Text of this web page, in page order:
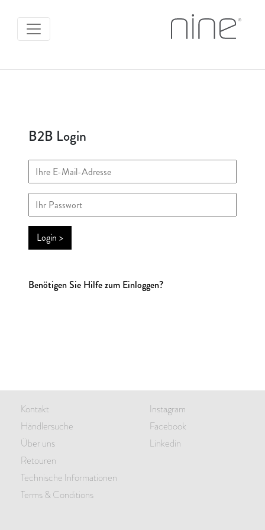
B2B Login
Login >
Benötigen Sie Hilfe zum Einloggen?
Kontakt
Händlersuche
Über uns
Retouren
Technische Informationen
Terms & Conditions
Instagram
Facebook
Linkedin